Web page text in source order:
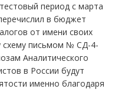
период с марта
в бюджет
от имени своих
схему письмом № СД-4-
Аналитического
в России будут
именно благодаря